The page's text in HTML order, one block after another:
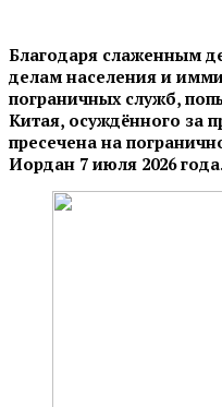
Благодаря слаженным
делам населения и
пограничных служб,
Китая, осуждённого за
пресечена на
Иордан 7 июля 2026